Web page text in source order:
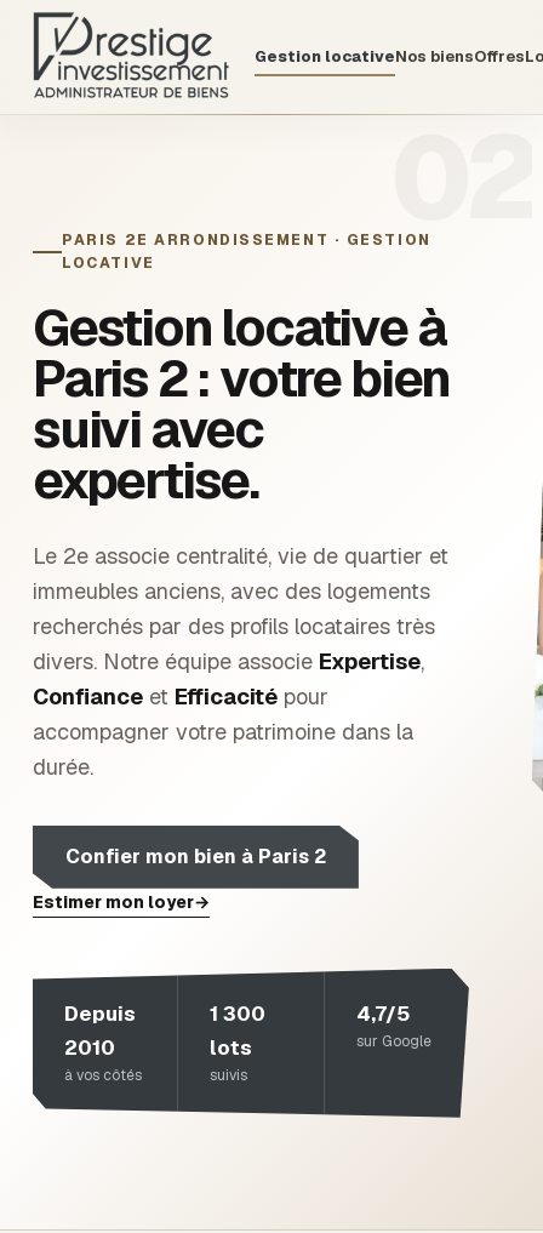
Gestion locativeNos biensOffres
PARIS 2E ARRONDISSEMENT · GESTION
LOCATIVE
Gestion locative à
Paris 2: votre bien
suivi avec
expertise.
Le 2e associe centralité, vie de quartier et
immeubles anciens, avec des logements
recherchés par des profils locataires très
divers.Notre équipe associe Expertise,
Confianceet Efficacitépour
accompagner votre patrimoine dans la
durée.
Confier mon bien à Paris 2
Estimer mon loyer→
Depuis
2010
à vos côtés
1 300
lots
suivis
4,7/5
sur Google